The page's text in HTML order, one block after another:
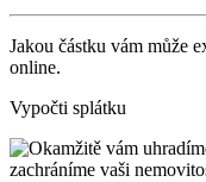
Jakou částku vám může
online.
Vypočti splátku